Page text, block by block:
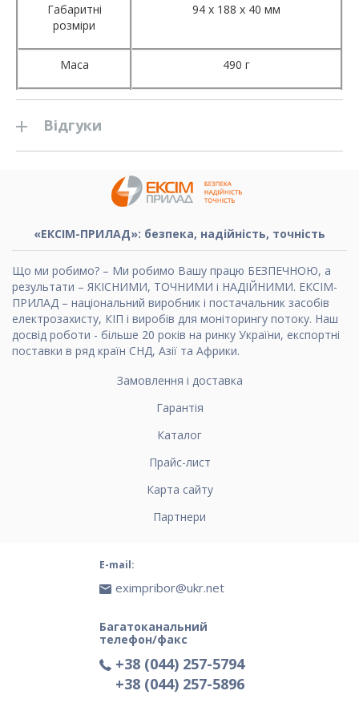
Габаритні
розміри
94 х 188 х 40 мм
Маса 490 г
Відгуки
«ЕКСІМ-ПРИЛАД»: безпека, надійність, точність
Що ми робимо? – Ми робимо Вашу працю БЕЗПЕЧНОЮ, а
результати – ЯКІСНИМИ, ТОЧНИМИ і НАДІЙНИМИ. ЕКСІМ-
ПРИЛАД – національний виробник і постачальник засобів
електрозахисту, КІП і виробів для моніторингу потоку. Наш
досвід роботи - більше 20 років на ринку України, експортні
поставки в ряд країн СНД, Азії та Африки.
Замовлення і доставка
Гарантія
Каталог
Прайс-лист
Карта сайту
Партнери
E-mail:
eximpribor@ukr.net
Багатоканальний
телефон/факс
+38 (044) 257-5794
+38 (044) 257-5896